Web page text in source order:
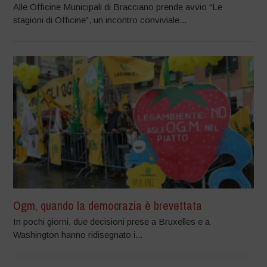
Alle Officine Municipali di Bracciano prende avvio “Le
stagioni di Officine”, un incontro conviviale...
Ogm, quando la democrazia è brevettata
In pochi giorni, due decisioni prese a Bruxelles e a
Washington hanno ridisegnato i...